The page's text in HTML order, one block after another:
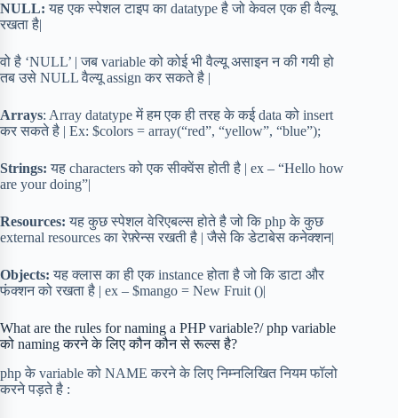
NULL: यह एक स्पेशल टाइप का datatype है जो केवल एक ही वैल्यू
रखता है|
वो है ‘NULL’ | जब variable को कोई भी वैल्यू असाइन न की गयी हो
तब उसे NULL वैल्यू assign कर सकते है |
Arrays: Array datatype में हम एक ही तरह के कई data को insert
कर सकते है | Ex: $colors = array(“red”, “yellow”, “blue”);
Strings:यह characters को एक सीक्वेंस होती है | ex – “Hello how
are your doing”|
Resources: यह कुछ स्पेशल वेरिएबल्स होते है जो कि php के कुछ
external resources का रेफ़्रेन्स रखती है | जैसे कि डेटाबेस कनेक्शन|
Objects:यह क्लास का ही एक instance होता है जो कि डाटा और
फंक्शन को रखता है | ex – $mango = New Fruit ()|
What are the rules for naming a PHP variable?/ php variable
को naming करने के लिए कौन कौन से रूल्स है?
php के variable को NAME करने के लिए निम्नलिखित नियम फॉलो
करने पड़ते है :